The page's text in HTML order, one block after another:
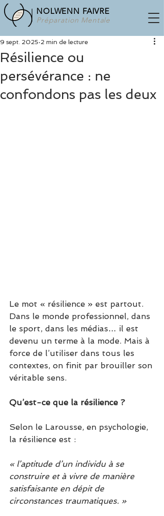
NOLWENN FAIVRE
Préparation Mentale
Résilience ou
persévérance : ne
confondons pas les deux
9 sept. 2025 2 min de lecture
Le mot « résilience » est partout.
Dans le monde professionnel, dans
le sport, dans les médias… il est
devenu un terme à la mode. Mais à
force de l’utiliser dans tous les
contextes, on finit par brouiller son
véritable sens.
Qu’est-ce que la résilience ?
Selon le Larousse, en psychologie,
la résilience est :
« l’aptitude d’un individu à se
construire et à vivre de manière
satisfaisante en dépit de
circonstances traumatiques. »